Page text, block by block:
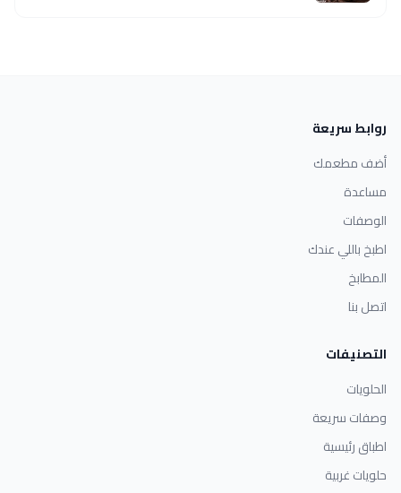
روابط سريعة
أضف مطعمك
مساعدة
الوصفات
اطبخ باللي عندك
المطابخ
اتصل بنا
التصنيفات
الحلويات
وصفات سريعة
اطباق رئيسية
حلويات غربية